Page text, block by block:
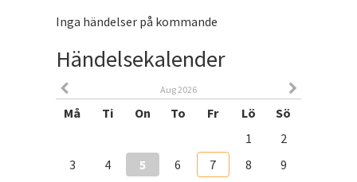
Inga händelser på kommande
Händelsekalender
Aug 2026
Må Ti On To Fr Lö
Sö
1
2
3
4 5 6 7 8
9